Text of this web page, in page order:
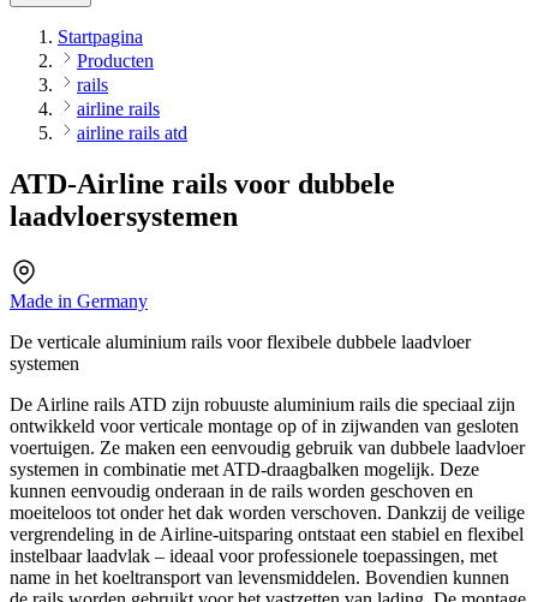
Startpagina
Producten
rails
airline rails
airline rails atd
ATD-Airline rails voor dubbele
laadvloersystemen
Made in Germany
De verticale aluminium rails voor flexibele dubbele laadvloer
systemen
De Airline rails ATD zijn robuuste aluminium rails die speciaal zijn
ontwikkeld voor verticale montage op of in zijwanden van gesloten
voertuigen. Ze maken een eenvoudig gebruik van dubbele laadvloer
systemen in combinatie met ATD-draagbalken mogelijk. Deze
kunnen eenvoudig onderaan in de rails worden geschoven en
moeiteloos tot onder het dak worden verschoven. Dankzij de veilige
vergrendeling in de Airline-uitsparing ontstaat een stabiel en flexibel
instelbaar laadvlak – ideaal voor professionele toepassingen, met
name in het koeltransport van levensmiddelen. Bovendien kunnen